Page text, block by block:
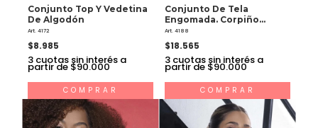
Conjunto Top Y Vedetina
De Algodón
Art. 4172
$8.985
3 cuotas sin interés a
partir de $90.000
COMPRAR
Conjunto De Tela
Engomada. Corpiño
Triángulo Soft Sin Push
Art. 4188
$18.565
3 cuotas sin interés a
partir de $90.000
COMPRAR